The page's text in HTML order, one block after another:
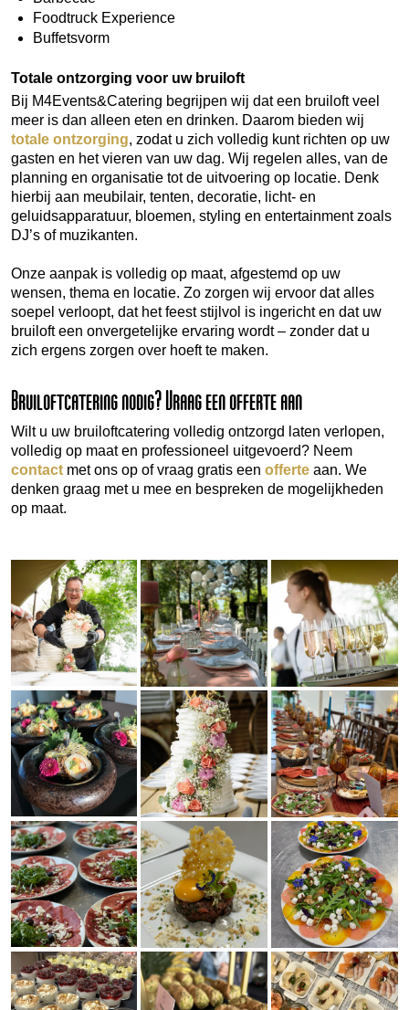
Foodtruck Experience
Buffetsvorm
Totale ontzorging voor uw bruiloft
Bij M4Events&Catering begrijpen wij dat een bruiloft veel
meer is dan alleen eten en drinken. Daarom bieden wij
totale ontzorging, zodat u zich volledig kunt richten op uw
gasten en het vieren van uw dag. Wij regelen alles, van de
planning en organisatie tot de uitvoering op locatie. Denk
hierbij aan meubilair, tenten, decoratie, licht- en
geluidsapparatuur, bloemen, styling en entertainment zoals
DJ’s of muzikanten.
Onze aanpak is volledig op maat, afgestemd op uw
wensen, thema en locatie. Zo zorgen wij ervoor dat alles
soepel verloopt, dat het feest stijlvol is ingericht en dat uw
bruiloft een onvergetelijke ervaring wordt – zonder dat u
zich ergens zorgen over hoeft te maken.
Bruiloftcatering nodig? Vraag een offerte aan
Wilt u uw bruiloftcatering volledig ontzorgd laten verlopen,
volledig op maat en professioneel uitgevoerd? Neem
contact met ons op of vraag gratis een offerte aan. We
denken graag met u mee en bespreken de mogelijkheden
op maat.